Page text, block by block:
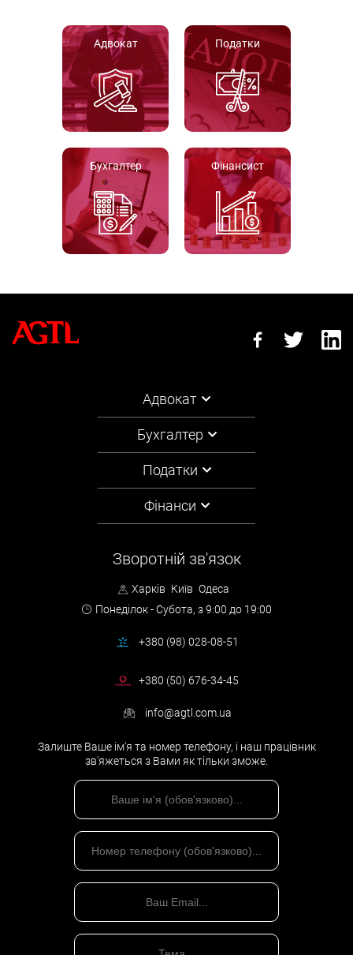
Адвокат Податки
Бухгалтер Фінансист
Адвокат
Бухгалтер
Податки
Фінанси
Зворотній зв'язок
Харків Київ Одеса
Понеділок - Субота, з 9:00 до 19:00
+380 (98) 028-08-51
+380 (50) 676-34-45
info@agtl.com.ua
Залиште Ваше ім'я та номер телефону, і наш працівник
зв'яжеться з Вами як тільки зможе.